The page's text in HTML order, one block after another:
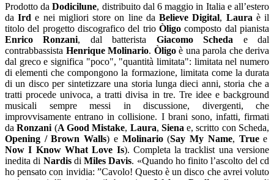
Prodotto daDodicilune, distribuito dal 6 maggio in Italia e all’estero
daIrd e nei migliori store on line daBelieve Digital, Laura è il
titolo del progetto discografico del trio Òligo composto dal pianista
Enrico Ronzani, dal batterista Giacomo Scheda e dal
contrabbassista Henrique Molinario. Òligoè una parola che deriva
dal greco e significa "poco", "quantità limitata": limitata nel numero
di elementi che compongono la formazione, limitata come la durata
di un disco per sintetizzare una storia lunga dieci anni, storia che a
tratti procede univoca, a tratti divisa in tre. Tre idee e background
musicali sempre messi in discussione, divergenti, che
improvvisamente entrano in collisione. I brani sono, infatti, firmati
daRonzani (A Good Mistake, Laura, Siena e, scritto con Scheda,
Opening / Brown Walls) e Molinario(Say My Name, Truee
Now I Know What Love Is). Completa la tracklist una versione
inedita di NardisdiMiles Davis. «Quando ho finito l’ascolto del cd
ho pensato con invidia: ”Cavolo! Questo è un disco che avrei voluto